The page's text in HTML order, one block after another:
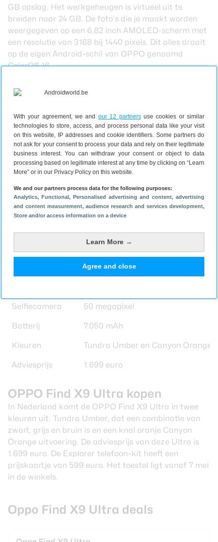
With your agreement, we and our 12 partnersuse cookies or similar
technologies to store, access, and process personal data like your visit
on this website, IP addresses and cookie identifiers. Some partners do
not ask for your consent to process your data and rely on their legitimate
business interest. You can withdraw your consent or object to data
processing based on legitimate interest at any time by clicking on “Learn
More” or in our Privacy Policy on this website.
We and our partners process data for the following purposes:
Analytics, Functional, Personalised advertising and content, advertising
and content measurement, audience research and services development,
Store and/or access information on a device
Learn More →
Agree and close
GB opslag. Het werkgeheugen is virtueel uit te
breiden naar 24 GB. De foto’s die je maakt worden
weergegeven op een 6,82 inch AMOLED-scherm met
een resolutie van 3168 bij 1440 pixels. Dit alles draait
op de eigen Android-schil van OPPO genaamd
ColorOS 16.
carbon-versie met een capaciteit van 7.050 mAh. Je
draad of 50 Watt zonder draad.
OPPO Find X9 Ultra specificaties
Scherm 6,82 inch
Afmetingen 163 mm bij 77 mm bij 9,1 mm
Werkgeheugen 12 GB
Opslaggeheugen 512 GB
200 megapixel hoofdcamera
200 megapixel 3 keer telefoto
50 megapixel ultra-wide camera
50 megapixel telefotolens
Selfiecamera 50 megapixel
Batterij 7.050 mAh
Kleuren Tundra Umber en Canyon Orange
Adviesprijs 1.699 euro
OPPO Find X9 Ultra kopen
In Nederland komt de OPPO Find X9 Ultra in twee
kleuren uit: Tundra Umber, dat een combinatie van
zwart, grijs en bruin is en een knal oranje Canyon
Orange uitvoering. De adviesprijs van deze Ultra is
1.699 euro. De Explorer telefoon-kit heeft een
prijskaartje van 599 euro. Het toestel ligt vanaf 7 mei
in de winkels.
Oppo Find X9 Ultra deals